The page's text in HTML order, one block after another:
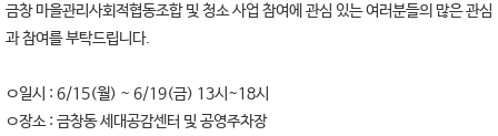
금창 마을관리사회적협동조합 및 청소 사업 참여에 관심 있는 여러분들의 많은 관심
과 참여를 부탁드립니다.
ㅇ일시 : 6/15(월) ~ 6/19(금) 13시~18시
ㅇ장소 : 금창동 세대공감센터 및 공영주차장